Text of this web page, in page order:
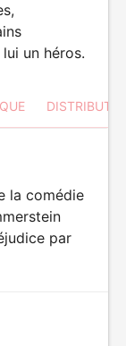
un héros.
la comédie
par